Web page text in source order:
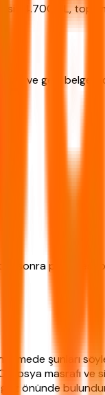
4.700 TL,
ve gelir
para
şunları
dosya masrafı
önünde